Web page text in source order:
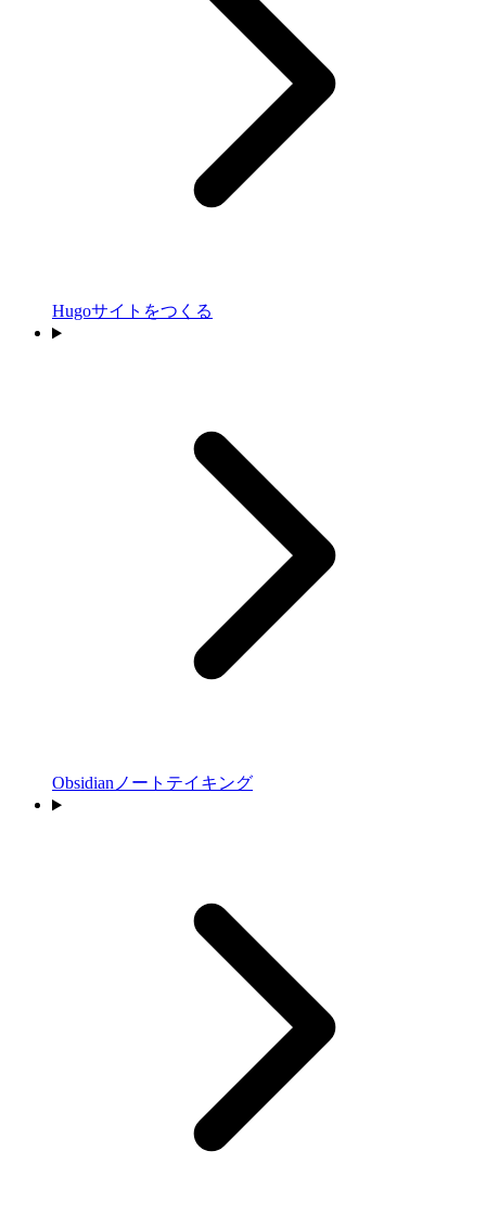
Hugoサイトをつくる
Obsidianノートテイキング